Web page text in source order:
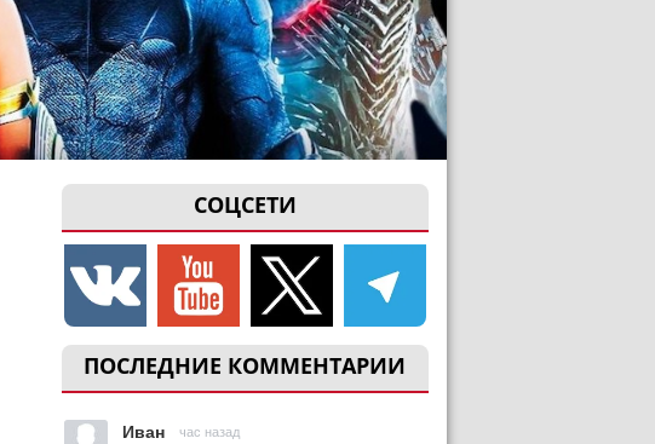
СОЦСЕТИ
ПОСЛЕДНИЕ КОММЕНТАРИИ
Иван час назад